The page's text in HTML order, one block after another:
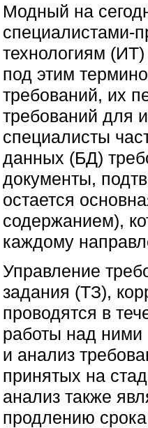
Модный на
специалистами-
технологиям
под этим
требований, их
требований для
специалисты
данных (БД)
документы,
остается
содержанием),
каждому
Управление
задания (ТЗ),
проводятся в
работы над ними
и анализ
принятых на
анализ также
продлению